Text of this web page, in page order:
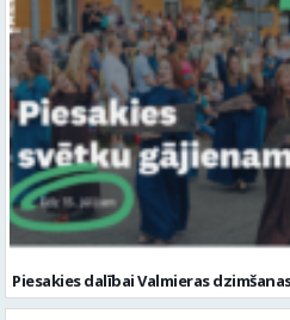
Piesakies dalībai Valmieras dzimšanas